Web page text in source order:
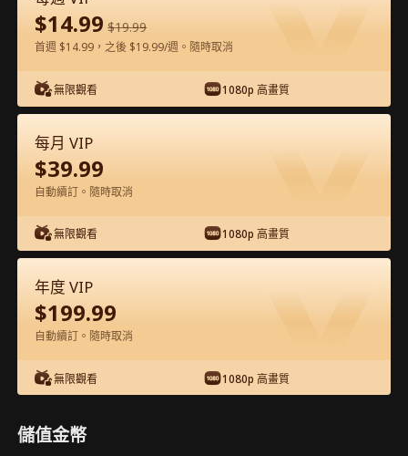
第74集 - 天才少女的數學革命 完整影片
0-49 50-75
$14.99 $19.99
首週 $14.99，之後 $19.99/週。隨時取消
無限觀看 1080p 高畫質
每月 VIP
$39.99
自動續訂。隨時取消
無限觀看 1080p 高畫質
年度 VIP
$199.99
自動續訂。隨時取消
無限觀看 1080p 高畫質
儲值金幣